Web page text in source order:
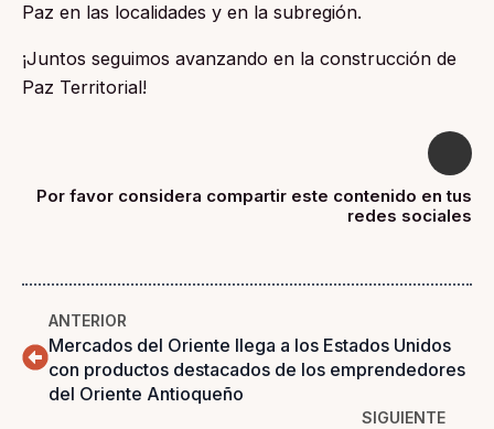
Paz en las localidades y en la subregión.
¡Juntos seguimos avanzando en la construcción de
Paz Territorial!
Por favor considera compartir este contenido en tus
redes sociales
ANTERIOR
Mercados del Oriente llega a los Estados Unidos
con productos destacados de los emprendedores
del Oriente Antioqueño
SIGUIENTE